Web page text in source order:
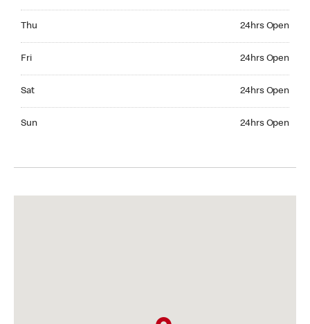
Thu 24hrs Open
Fri 24hrs Open
Sat 24hrs Open
Sun 24hrs Open